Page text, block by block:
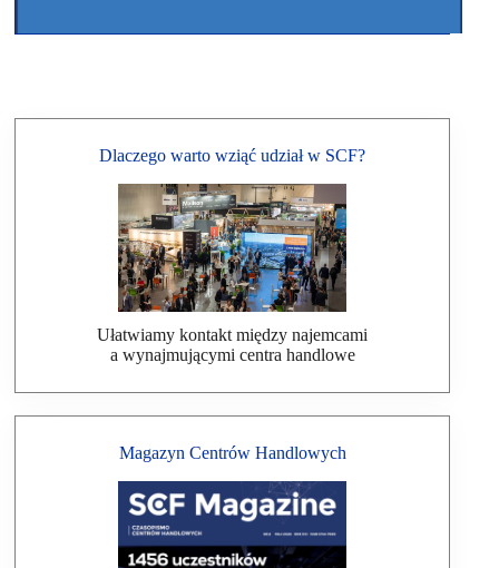
Dlaczego warto wziąć udział w SCF?
Ułatwiamy kontakt między najemcami
a wynajmującymi centra handlowe
Magazyn Centrów Handlowych